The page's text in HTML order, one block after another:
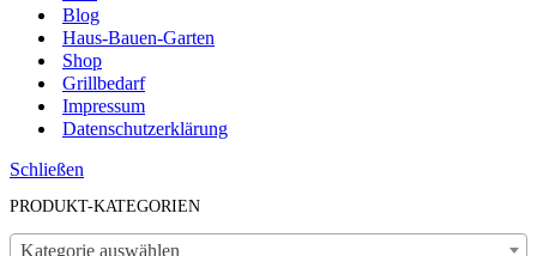
Blog
Haus-Bauen-Garten
Shop
Grillbedarf
Impressum
Datenschutzerklärung
Schließen
PRODUKT-KATEGORIEN
Kategorie auswählen